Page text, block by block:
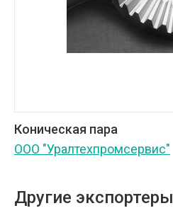
Коническая пара
ООО "Уралтехпромсервис"
Другие экспортеры